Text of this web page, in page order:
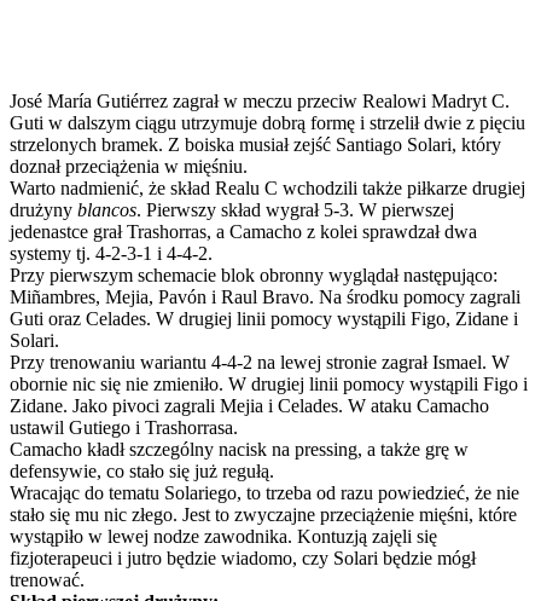
José María Gutiérrez zagrał w meczu przeciw Realowi Madryt C.
Guti w dalszym ciągu utrzymuje dobrą formę i strzelił dwie z pięciu
strzelonych bramek. Z boiska musiał zejść Santiago Solari, który
doznał przeciążenia w mięśniu.
Warto nadmienić, że skład Realu C wchodzili także piłkarze drugiej
drużyny blancos. Pierwszy skład wygrał 5-3. W pierwszej
jedenastce grał Trashorras, a Camacho z kolei sprawdzał dwa
systemy tj. 4-2-3-1 i 4-4-2.
Przy pierwszym schemacie blok obronny wyglądał następująco:
Miñambres, Mejia, Pavón i Raul Bravo. Na środku pomocy zagrali
Guti oraz Celades. W drugiej linii pomocy wystąpili Figo, Zidane i
Solari.
Przy trenowaniu wariantu 4-4-2 na lewej stronie zagrał Ismael. W
obornie nic się nie zmieniło. W drugiej linii pomocy wystąpili Figo i
Zidane. Jako pivoci zagrali Mejia i Celades. W ataku Camacho
ustawil Gutiego i Trashorrasa.
Camacho kładł szczególny nacisk na pressing, a także grę w
defensywie, co stało się już regułą.
Wracając do tematu Solariego, to trzeba od razu powiedzieć, że nie
stało się mu nic złego. Jest to zwyczajne przeciążenie mięśni, które
wystąpiło w lewej nodze zawodnika. Kontuzją zajęli się
fizjoterapeuci i jutro będzie wiadomo, czy Solari będzie mógł
trenować.